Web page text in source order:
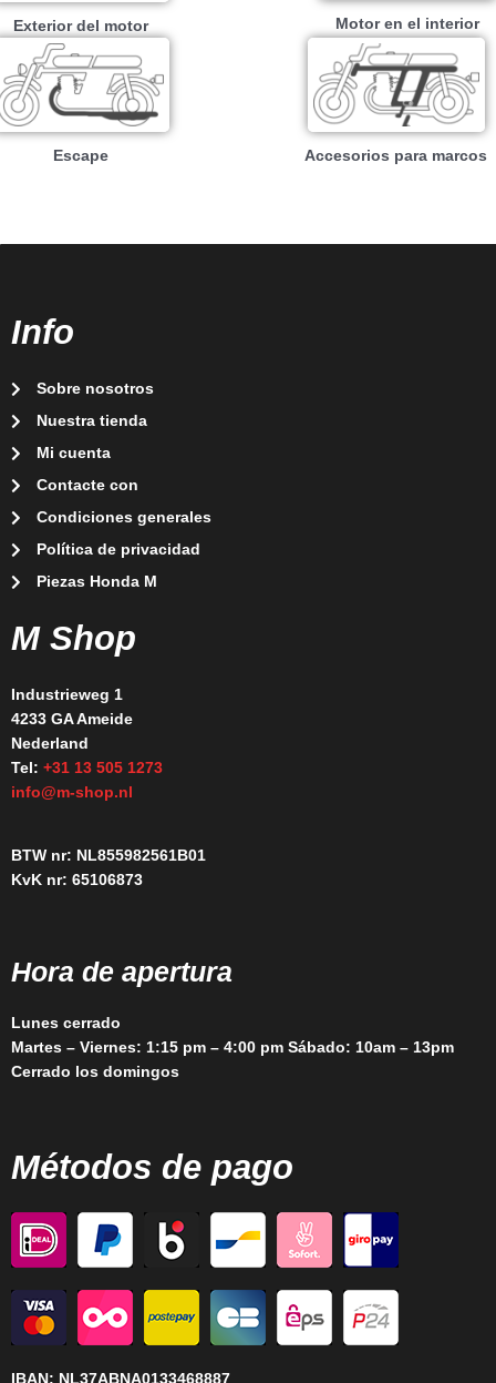
Exterior del motor Motor en el interior
Escape Accesorios para marcos
Info
Sobre nosotros
Nuestra tienda
Mi cuenta
Contacte con
Condiciones generales
Política de privacidad
Piezas Honda M
M Shop
Industrieweg 1
4233 GA Ameide
Nederland
Tel: +31 13 505 1273
info@m-shop.nl
BTW nr: NL855982561B01
KvK nr: 65106873
Hora de apertura
Lunes cerrado
Martes – Viernes: 1:15 pm – 4:00 pm Sábado: 10am – 13pm
Cerrado los domingos
Métodos de pago
IBAN: NL37ABNA0133468887